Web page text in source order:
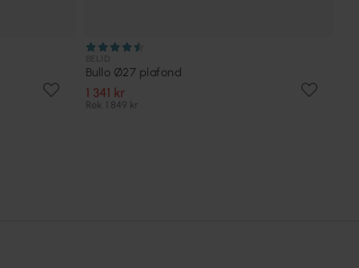
Bullo Ø27 plafond
1 341 kr
Rek. 1 849 kr